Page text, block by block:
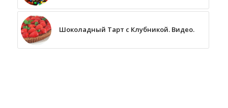
Шоколадный Тарт с Клубникой. Видео.